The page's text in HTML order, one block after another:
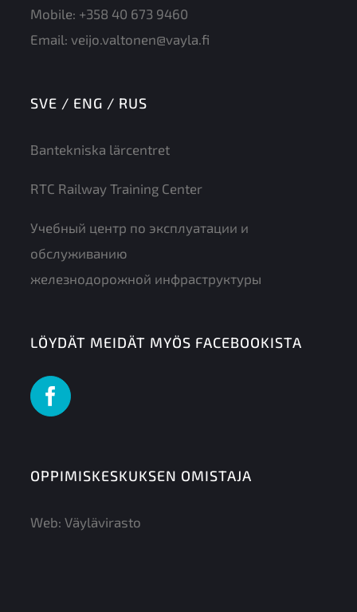
Mobile: +358 40 673 9460
Email: veijo.valtonen@vayla.fi
SVE / ENG / RUS
Bantekniska lärcentret
RTC Railway Training Center
Учебный центр по эксплуатации и
обслуживанию
железнодорожной инфраструктуры
LÖYDÄT MEIDÄT MYÖS FACEBOOKISTA
OPPIMISKESKUKSEN OMISTAJA
Web: Väylävirasto